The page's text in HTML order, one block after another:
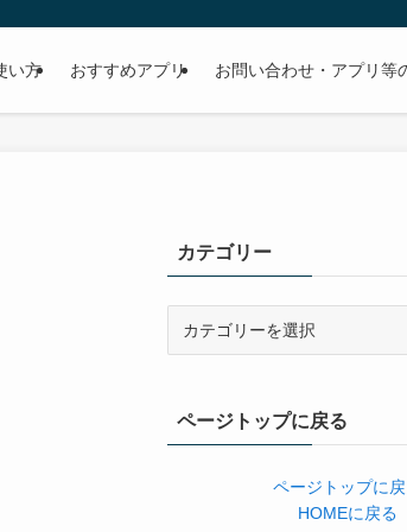
い方 おすすめアプリ お問い合わせ・アプリ等
カテゴリー
ーページトップに戻る
ページトップに
HOMEに戻る